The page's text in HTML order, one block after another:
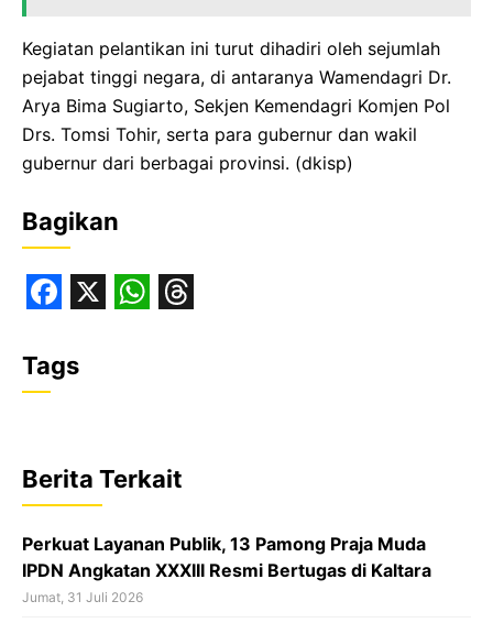
Kegiatan pelantikan ini turut dihadiri oleh sejumlah
pejabat tinggi negara, di antaranya Wamendagri Dr.
Arya Bima Sugiarto, Sekjen Kemendagri Komjen Pol
Drs. Tomsi Tohir, serta para gubernur dan wakil
gubernur dari berbagai provinsi. (dkisp)
Bagikan
a
c
b
o
o
k
s
A
p
p
a
d
s
Tags
Berita Terkait
Perkuat Layanan Publik, 13 Pamong Praja Muda
IPDN Angkatan XXXIII Resmi Bertugas di Kaltara
Jumat, 31 Juli 2026